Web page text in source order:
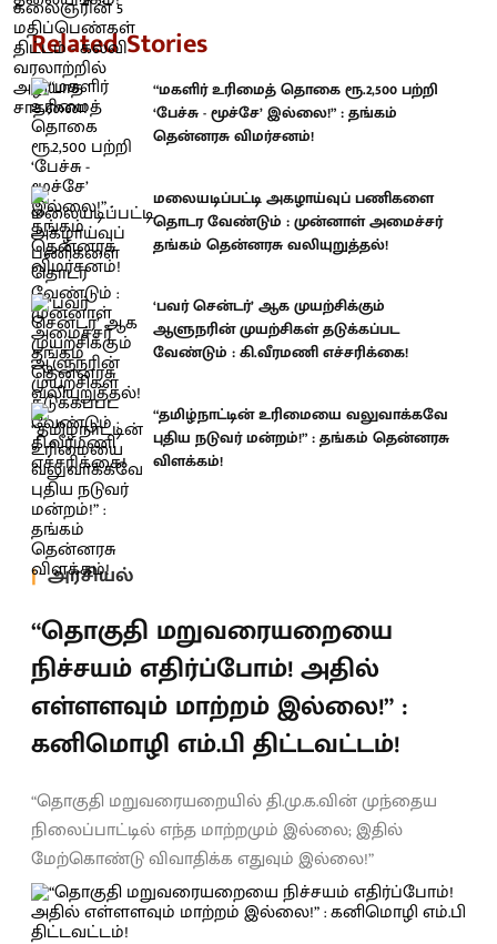
Related Stories
“மகளிர் உரிமைத் தொகை ரூ.2,500 பற்றி
‘பேச்சு - மூச்சே’ இல்லை!” : தங்கம்
தென்னரசு விமர்சனம்!
மலையடிப்பட்டி அகழாய்வுப் பணிகளை
தொடர வேண்டும் : முன்னாள் அமைச்சர்
தங்கம் தென்னரசு வலியுறுத்தல்!
‘பவர் சென்டர்’ ஆக முயற்சிக்கும்
ஆளுநரின் முயற்சிகள் தடுக்கப்பட
வேண்டும் : கி.வீரமணி எச்சரிக்கை!
“தமிழ்நாட்டின் உரிமையை வலுவாக்கவே
புதிய நடுவர் மன்றம்!” : தங்கம் தென்னரசு
விளக்கம்!
அரசியல்
“தொகுதி மறுவரையறையை
நிச்சயம் எதிர்ப்போம்! அதில்
எள்ளளவும் மாற்றம் இல்லை!” :
கனிமொழி எம்.பி திட்டவட்டம்!
“தொகுதி மறுவரையறையில் தி.மு.க.வின் முந்தைய
நிலைப்பாட்டில் எந்த மாற்றமும் இல்லை; இதில்
மேற்கொண்டு விவாதிக்க எதுவும் இல்லை!”